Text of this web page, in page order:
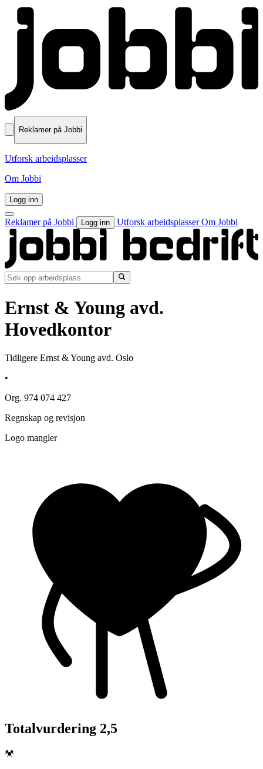
Reklamer på Jobbi
Utforsk arbeidsplasser
Om Jobbi
Logg inn
Reklamer på Jobbi Logg inn Utforsk arbeidsplasserOm Jobbi
Ernst & Young avd.
Hovedkontor
Tidligere Ernst & Young avd. Oslo
•
Org. 974 074 427
Regnskap og revisjon
Logo mangler
Totalvurdering 2,5